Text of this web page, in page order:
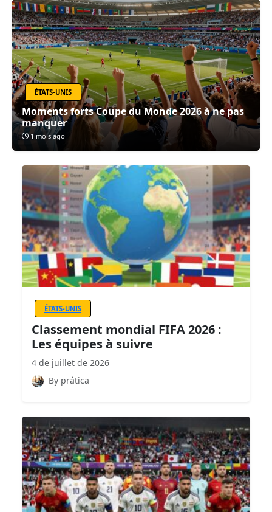
ÉTATS-UNIS
Moments forts Coupe du Monde 2026 à ne pas
manquer
1 mois ago
ÉTATS-UNIS
Classement mondial FIFA 2026 :
Les équipes à suivre
4 de juillet de 2026
By prática